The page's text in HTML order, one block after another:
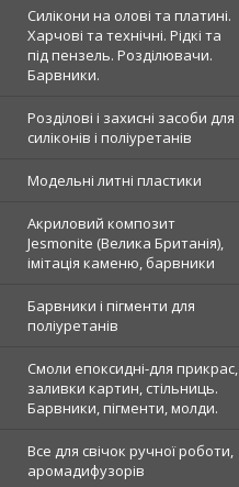
Силікони на олові та платині.
Харчові та технічні. Рідкі та
під пензель. Розділювачи.
Барвники.
Розділові і захисні засоби для
силіконів і поліуретанів
Модельні литні пластики
Акриловий композит
Jesmonite (Велика Британія),
імітація каменю, барвники
Барвники і пігменти для
поліуретанів
Смоли епоксидні-для прикрас,
заливки картин, стільниць.
Барвники, пігменти, молди.
Все для свічок ручної роботи,
аромадифузорів